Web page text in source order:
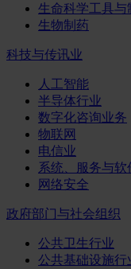
生命科学工具与
生物制药
科技与传讯业
人工智能
半导体行业
数字化咨询业务
物联网
电信业
系统、服务与软
网络安全
政府部门与社会组织
公共卫生行业
公共基础设施行